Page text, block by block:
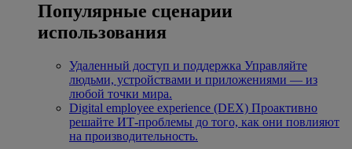
Популярные сценарии
использования
Удаленный доступ и поддержка Управляйте
людьми, устройствами и приложениями — из
любой точки мира.
Digital employee experience (DEX) Проактивно
решайте ИТ-проблемы до того, как они повлияют
на производительность.